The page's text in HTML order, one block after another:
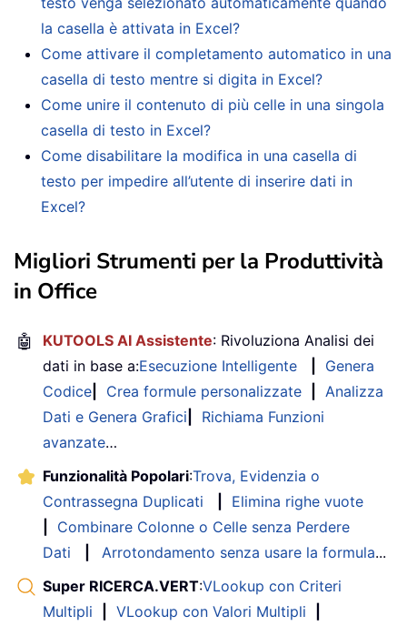
la casella è attivata in Excel?
Come attivare il completamento automatico in una
casella di testo mentre si digita in Excel?
Come unire il contenuto di più celle in una singola
casella di testo in Excel?
Come disabilitare la modifica in una casella di
testo per impedire all’utente di inserire dati in
Excel?
Migliori Strumenti per la Produttività
in Office
🤖 KUTOOLS AI Assistente: Rivoluziona Analisi dei
dati in base a:Esecuzione Intelligente
Genera
Codice
Crea formule personalizzate
Analizza
Dati e Genera Grafici
Richiama Funzioni
avanzate…
Funzionalità Popolari:Trova, Evidenzia o
Contrassegna Duplicati
Elimina righe vuote
Combinare Colonne o Celle senza Perdere
Dati
Arrotondamento senza usare la formula...
Super RICERCA.VERT:VLookup con Criteri
Multipli
VLookup con Valori Multipli